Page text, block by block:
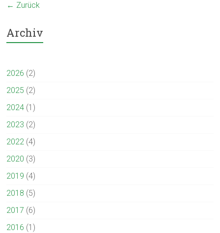
← Zurück
Archiv
2026 (2)
2025 (2)
2024 (1)
2023 (2)
2022 (4)
2020 (3)
2019 (4)
2018 (5)
2017 (6)
2016 (1)